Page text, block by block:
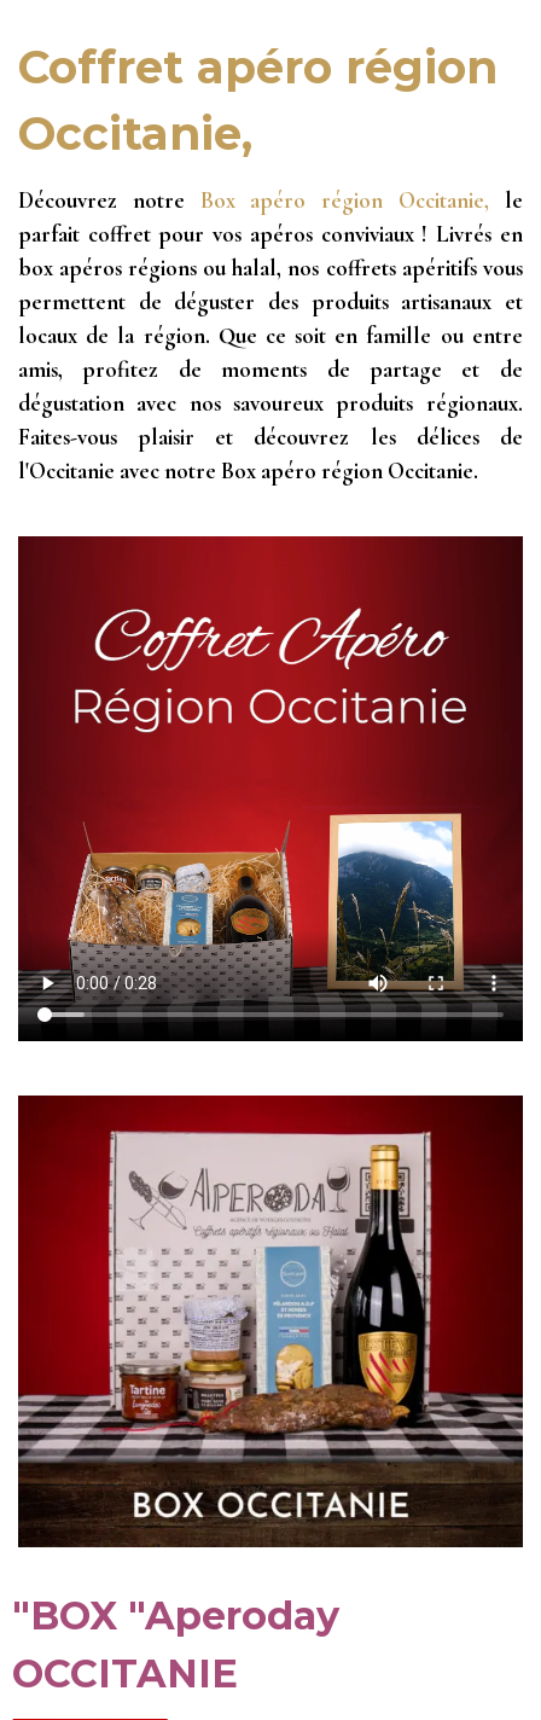
Coffret apéro région
Occitanie,
Découvrez notre Box apéro région Occitanie, le
parfait coffret pour vos apéros conviviaux ! Livrés en
box apéros régions ou halal, nos coffrets apéritifs vous
permettent de déguster des produits artisanaux et
locaux de la région. Que ce soit en famille ou entre
amis, profitez de moments de partage et de
dégustation avec nos savoureux produits régionaux.
Faites-vous plaisir et découvrez les délices de
l'Occitanie avec notre Box apéro région Occitanie.
"BOX "Aperoday
OCCITANIE